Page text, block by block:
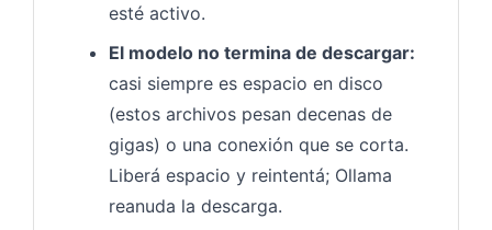
esté activo.
El modelo no termina de descargar:
casi siempre es espacio en disco
(estos archivos pesan decenas de
gigas) o una conexión que se corta.
Liberá espacio y reintentá; Ollama
reanuda la descarga.